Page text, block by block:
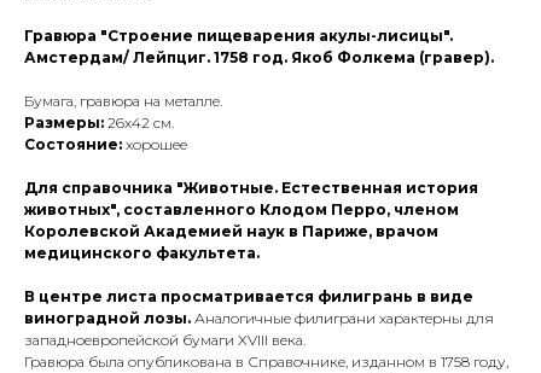
Гравюра "Строение пищеварения акулы-лисицы".
Амстердам/ Лейпциг. 1758 год. Якоб Фолкема (гравер).
Бумага, гравюра на металле.
Размеры: 26х42 см.
Состояние: хорошее
Для справочника "Животные. Естественная история
животных", составленного Клодом Перро, членом
Королевской Академией наук в Париже, врачом
медицинского факультета.
В центре листа просматривается филигрань в виде
виноградной лозы. Аналогичные филиграни характерны для
западноевропейской бумаги XVIII века.
Гравюра была опубликована в Справочнике, изданном в 1758 году,